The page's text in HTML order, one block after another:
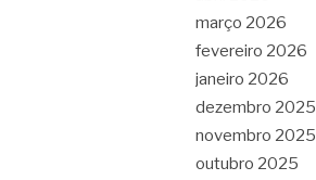
março 2026
fevereiro 2026
janeiro 2026
dezembro 2025
novembro 2025
outubro 2025